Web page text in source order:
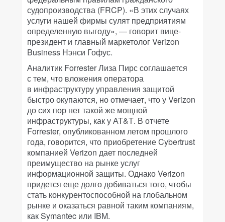
судопроизводства (FRCP). «В этих случаях
услуги нашей фирмы сулят предприятиям
определенную выгоду», — говорит вице-
президент и главный маркетолог Verizon
Business Нэнси Гофус.
Аналитик Forrester Лиза Пирс соглашается
с тем, что вложения оператора
в инфраструктуру управления защитой
быстро окупаются, но отмечает, что у Verizon
до сих пор нет такой же мощной
инфраструктуры, как у АТ&Т. В отчете
Forrester, опубликованном летом прошлого
года, говорится, что приобретение Cybertrust
компанией Verizon дает последней
преимущество на рынке услуг
информационной защиты. Однако Verizon
придется еще долго добиваться того, чтобы
стать конкурентоспособной на глобальном
рынке и оказаться равной таким компаниям,
как Symantec или IBM.